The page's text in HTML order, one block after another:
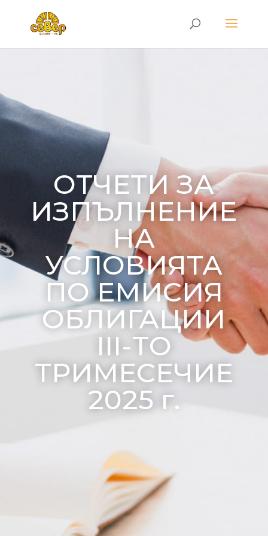
ОТЧЕТИ ЗА
ИЗПЪЛНЕНИЕ
НА
УСЛОВИЯТА
ПО ЕМИСИЯ
ОБЛИГАЦИИ
III-ТО
ТРИМЕСЕЧИЕ
2025 г.